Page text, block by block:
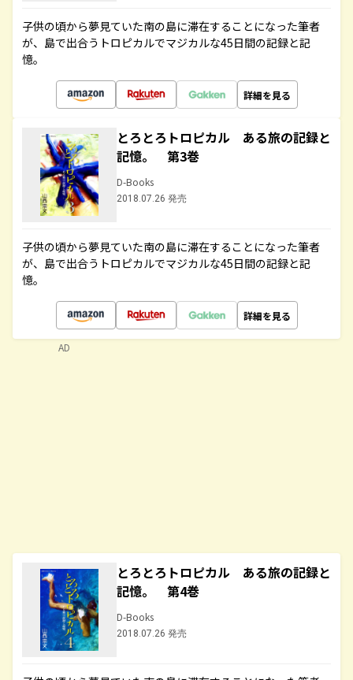
子供の頃から夢見ていた南の島に滞在することになった筆者
が、島で出合うトロピカルでマジカルな45日間の記録と記
憶。
詳細を見る
とろとろトロピカル ある旅の記録と
記憶。 第3巻
D-Books
2018.07.26 発売
子供の頃から夢見ていた南の島に滞在することになった筆者
が、島で出合うトロピカルでマジカルな45日間の記録と記
憶。
詳細を見る
とろとろトロピカル ある旅の記録と
記憶。 第4巻
D-Books
2018.07.26 発売
AD